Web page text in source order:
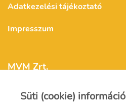
Adatkezelési tájékoztató
Impresszum
MVM Zrt.
Süti (cookie) információ